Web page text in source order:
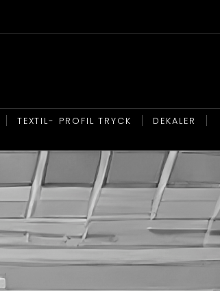
TEXTIL- PROFIL TRYCK
DEKALER